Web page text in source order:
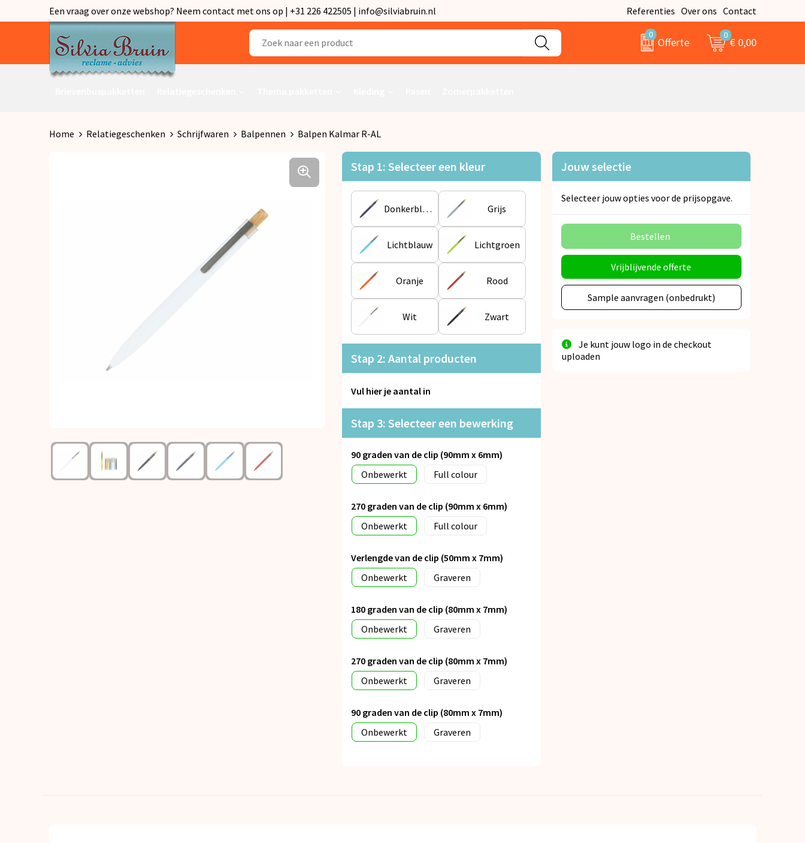
Een vraag over onze webshop? Neem contact met ons op | +31 226 422505 | info@silviabruin.nl Referenties Over ons Contact
0
Offerte
0
€ 0,00
Home Relatiegeschenken Schrijfwaren Balpennen Balpen Kalmar R-AL
Stap 1: Selecteer een kleur
Donkerblauw Grijs
Lichtblauw Lichtgroen
Oranje Rood
Wit Zwart
Stap 2: Aantal producten
Vul hier je aantal in
Stap 3: Selecteer een bewerking
90 graden van de clip (90mm x 6mm)
Onbewerkt
Full colour
270 graden van de clip (90mm x 6mm)
Onbewerkt
Full colour
Verlengde van de clip (50mm x 7mm)
Onbewerkt
Graveren
180 graden van de clip (80mm x 7mm)
Onbewerkt
Graveren
270 graden van de clip (80mm x 7mm)
Onbewerkt
Graveren
90 graden van de clip (80mm x 7mm)
Onbewerkt
Graveren
Jouw selectie
Selecteer jouw opties voor de prijsopgave.
Bestellen
Vrijblijvende offerte
Sample aanvragen (onbedrukt)
Je kunt jouw logo in de checkout
uploaden